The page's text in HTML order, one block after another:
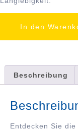
In den
Beschreibung
Entdecken Sie